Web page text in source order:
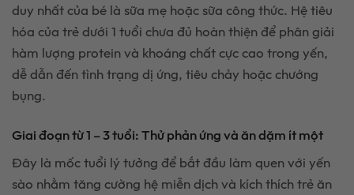
duy nhất của bé là sữa mẹ hoặc sữa công thức. Hệ tiêu
hóa của trẻ dưới 1 tuổi chưa đủ hoàn thiện để phân giải
hàm lượng protein và khoáng chất cực cao trong yến,
dễ dẫn đến tình trạng dị ứng, tiêu chảy hoặc chướng
bụng.
Giai đoạn từ 1 – 3 tuổi: Thử phản ứng và ăn dặm ít một
Đây là mốc tuổi lý tưởng để bắt đầu làm quen với yến
sào nhằm tăng cường hệ miễn dịch và kích thích trẻ ăn